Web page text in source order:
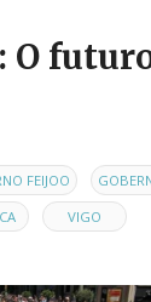
O
FEIJOO ,
, VIGO